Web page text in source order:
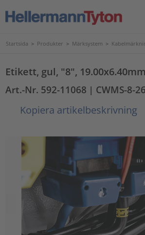
Startsida > Produkter > Märksystem >
Etikett, gul, "8",
Art.-Nr. 592-11068 | CWMS-8-
Kopiera artikelbeskrivning